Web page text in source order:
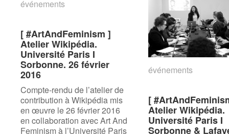
événements
[ #ArtAndFeminism ]
Atelier Wikipédia.
Université Paris I
Sorbonne. 26 février
2016
Compte-rendu de l’atelier de
contribution à Wikipédia mis
en œuvre le 26 février 2016
en collaboration avec Art And
Feminism à l’Université Paris
événements
[ #ArtAndFeminism ]
Atelier Wikipédia.
Université Paris I
Sorbonne. 26 février
2016 événements
[
Atelier Wikipédia.
Université Paris I
Sorbonne &
événements
[
Atelier Wikipédia.
Université Paris I
Sorbonne &